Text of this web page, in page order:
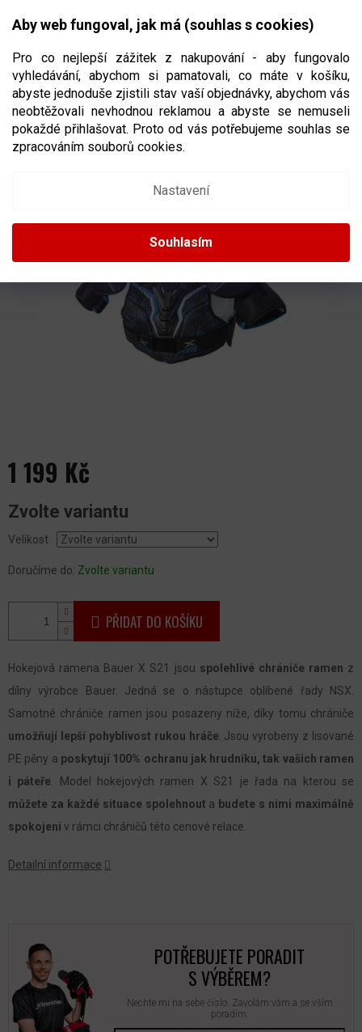
Aby web fungoval, jak má (souhlas s cookies)
Pro co nejlepší zážitek z nakupování - aby fungovalo
vyhledávání, abychom si pamatovali, co máte v košíku,
abyste jednoduše zjistili stav vaší objednávky, abychom vás
neobtěžovali nevhodnou reklamou a abyste se nemuseli
pokaždé přihlašovat. Proto od vás potřebujeme souhlas se
zpracováním souborů cookies.
Nastavení
Souhlasím
CZK
NÁKUPNÍ
RAMENA BAUER X S21 INTVELIKOST
INTERMEDIATE
1 199 Kč
cena:
Zvolte variantu
Velikost
Doručíme do: Zvolte variantu
PŘIDAT DO KOŠÍKU
Hokejová ramena Bauer X S21 jsou spolehlivé chrániče ramen z
dílny výrobce Bauer. Jedná se o nástupce oblíbené řady NSX.
Samotné chrániče ramen jsou posazeny níže, díky tomu chrániče
umožňují lepší pohyblivost rukou hráče . Jsou vyrobeny z lisované
PE pěny a poskytují 100% ochranu jak hrudníku, tak vašich ramen
i páteře . Model hokejových ramen X S21 je řada na kterou se
můžete za každé situace spolehnout a budete s nimi maximálně
spokojeni v rámci chráničů této cenové relace.
Detailní informace
POTŘEBUJETE PORADIT
S VÝBĚREM?
Nechte mi na sebe číslo. Zavolám vám a se vším
poradím.